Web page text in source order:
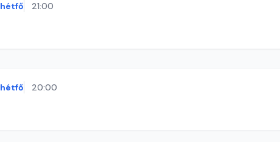
hétfő 21:00
hétfő 20:00